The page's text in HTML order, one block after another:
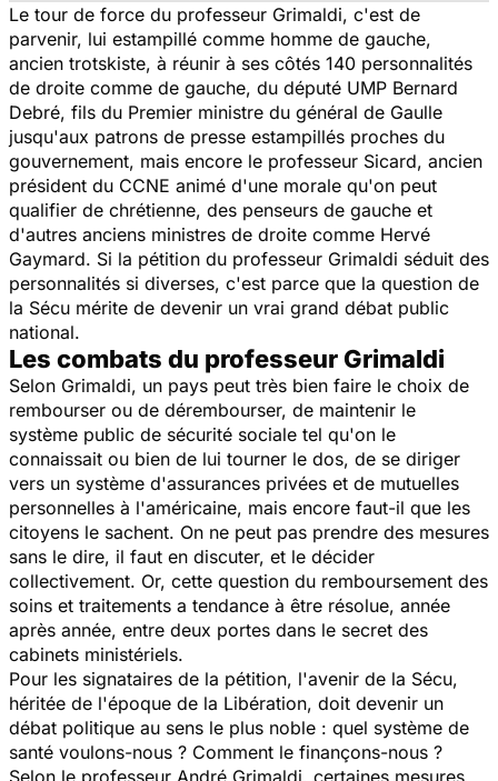
Le tour de force du professeur Grimaldi, c'est de
parvenir, lui estampillé comme homme de gauche,
ancien trotskiste, à réunir à ses côtés 140 personnalités
de droite comme de gauche, du député UMP Bernard
Debré, fils du Premier ministre du général de Gaulle
jusqu'aux patrons de presse estampillés proches du
gouvernement, mais encore le professeur Sicard, ancien
président du CCNE animé d'une morale qu'on peut
qualifier de chrétienne, des penseurs de gauche et
d'autres anciens ministres de droite comme Hervé
Gaymard. Si la pétition du professeur Grimaldi séduit des
personnalités si diverses, c'est parce que la question de
la Sécu mérite de devenir un vrai grand débat public
national.
Les combats du professeur Grimaldi
Selon Grimaldi, un pays peut très bien faire le choix de
rembourser ou de dérembourser, de maintenir le
système public de sécurité sociale tel qu'on le
connaissait ou bien de lui tourner le dos, de se diriger
vers un système d'assurances privées et de mutuelles
personnelles à l'américaine, mais encore faut-il que les
citoyens le sachent. On ne peut pas prendre des mesures
sans le dire, il faut en discuter, et le décider
collectivement. Or, cette question du remboursement des
soins et traitements a tendance à être résolue, année
après année, entre deux portes dans le secret des
cabinets ministériels.
Pour les signataires de la pétition, l'avenir de la Sécu,
héritée de l'époque de la Libération, doit devenir un
débat politique au sens le plus noble : quel système de
santé voulons-nous ? Comment le finançons-nous ?
Selon le professeur André Grimaldi, certaines mesures